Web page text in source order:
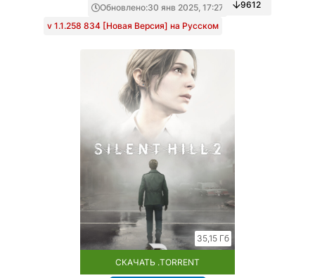
Обновлено:30 янв 2025, 17:27
v 1.1.258 834 [Новая Версия] на Русском
9612
35,15 Гб
СКАЧАТЬ .TORRENT